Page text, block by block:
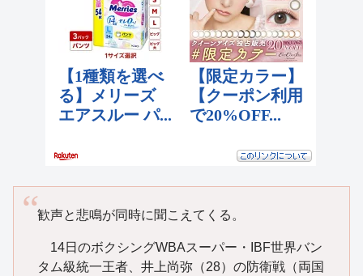
歓声と悲鳴が同時に聞こえてくる。
14日のボクシングWBAスーパー・IBF世界バン
タム級統一王者、井上尚弥（28）の防衛戦（両国